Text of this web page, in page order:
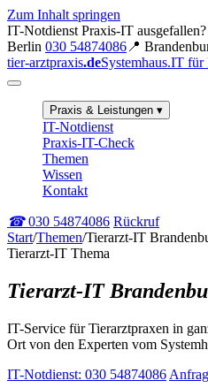
Zum Inhalt springen
IT-Notdienst Praxis-IT
Berlin 030 54874086 📍
tier-arztpraxis.deSystemhaus.IT
Praxis & Leistungen ▾
IT-Notdienst
Praxis-IT-Check
Themen
Wissen
Kontakt
☎030 54874086 Rückruf
Start/Themen/Tierarzt-IT
Tierarzt-IT Thema
Tierarzt-IT
IT-Service für Tierarztpraxen in
Ort von den Experten vom
IT-Notdienst: 030 54874086